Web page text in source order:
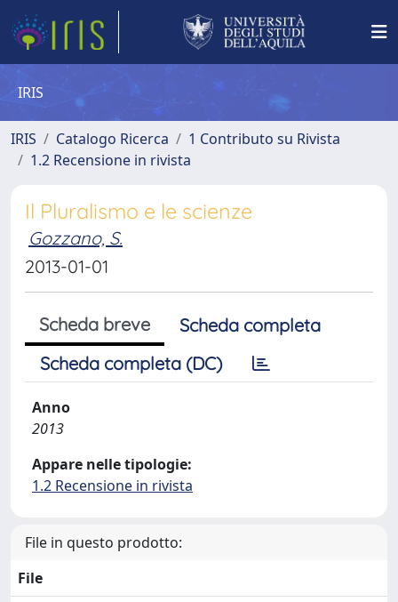
IRIS
IRIS Catalogo Ricerca
1 Contributo su Rivista
1.2 Recensione in rivista
Il Pluralismo e le scienze
Gozzano, S.
2013-01-01
Scheda breve
Scheda completa
Scheda completa (DC)
Anno
2013
Appare nelle tipologie:
1.2 Recensione in rivista
File in questo prodotto:
File